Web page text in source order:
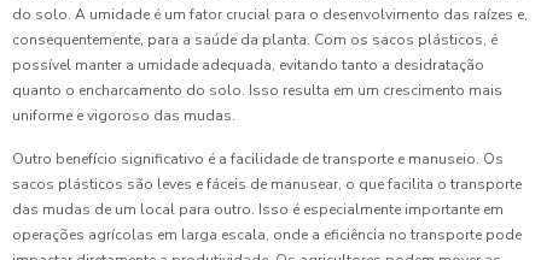
do solo. A umidade é um fator crucial para o desenvolvimento das raízes e,
consequentemente, para a saúde da planta. Com os sacos plásticos, é
possível manter a umidade adequada, evitando tanto a desidratação
quanto o encharcamento do solo. Isso resulta em um crescimento mais
uniforme e vigoroso das mudas.
Outro benefício significativo é a facilidade de transporte e manuseio. Os
sacos plásticos são leves e fáceis de manusear, o que facilita o transporte
das mudas de um local para outro. Isso é especialmente importante em
operações agrícolas em larga escala, onde a eficiência no transporte pode